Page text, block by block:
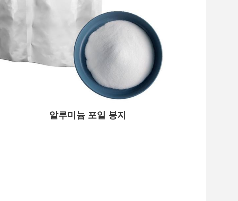
알루미늄 포일 봉지